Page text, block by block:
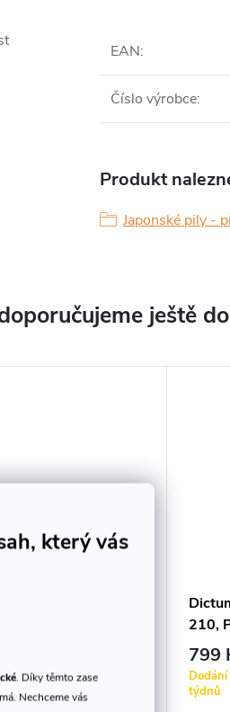
který vás
. Díky těmto zase
Nechceme vás
EAN:
Číslo výrobce:
Produkt
Japonské pily -
ještě
ks
DO KOŠÍKU
210,
799
týdnů